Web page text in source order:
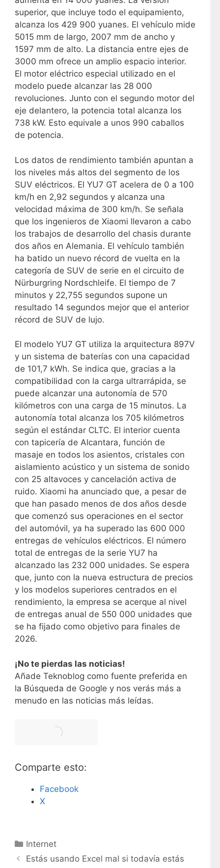
superior, que incluye todo el equipamiento,
alcanza los 429 900 yuanes. El vehículo mide
5015 mm de largo, 2007 mm de ancho y
1597 mm de alto. La distancia entre ejes de
3000 mm ofrece un amplio espacio interior.
El motor eléctrico especial utilizado en el
modelo puede alcanzar las 28 000
revoluciones. Junto con el segundo motor del
eje delantero, la potencia total alcanza los
738 kW. Esto equivale a unos 990 caballos
de potencia.
Los datos de rendimiento también apuntan a
los niveles más altos del segmento de los
SUV eléctricos. El YU7 GT acelera de 0 a 100
km/h en 2,92 segundos y alcanza una
velocidad máxima de 300 km/h. Se señala
que los ingenieros de Xiaomi llevaron a cabo
los trabajos de desarrollo del chasis durante
dos años en Alemania. El vehículo también
ha batido un nuevo récord de vuelta en la
categoría de SUV de serie en el circuito de
Nürburgring Nordschleife. El tiempo de 7
minutos y 22,755 segundos supone un
resultado 14 segundos mejor que el anterior
récord de SUV de lujo.
El modelo YU7 GT utiliza la arquitectura 897V
y un sistema de baterías con una capacidad
de 101,7 kWh. Se indica que, gracias a la
compatibilidad con la carga ultrarrápida, se
puede alcanzar una autonomía de 570
kilómetros con una carga de 15 minutos. La
autonomía total alcanza los 705 kilómetros
según el estándar CLTC. El interior cuenta
con tapicería de Alcantara, función de
masaje en todos los asientos, cristales con
aislamiento acústico y un sistema de sonido
con 25 altavoces y cancelación activa de
ruido. Xiaomi ha anunciado que, a pesar de
que han pasado menos de dos años desde
que comenzó sus operaciones en el sector
del automóvil, ya ha superado las 600 000
entregas de vehículos eléctricos. El número
total de entregas de la serie YU7 ha
alcanzado las 232 000 unidades. Se espera
que, junto con la nueva estructura de precios
y los modelos superiores centrados en el
rendimiento, la empresa se acerque al nivel
de entregas anual de 550 000 unidades que
se ha fijado como objetivo para finales de
2026.
¡No te pierdas las noticias!
Añade Teknoblog como fuente preferida en
la Búsqueda de Google y nos verás más a
menudo en las noticias más leídas.
Comparte esto:
Facebook
X
C
a
Internet
Estás usando Excel mal si todavía estás